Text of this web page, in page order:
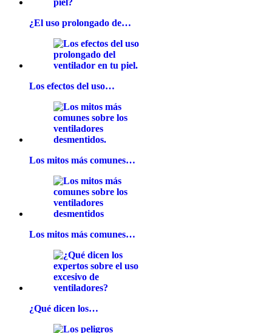
¿El uso prolongado de…
Los efectos del uso…
Los mitos más comunes…
Los mitos más comunes…
¿Qué dicen los…